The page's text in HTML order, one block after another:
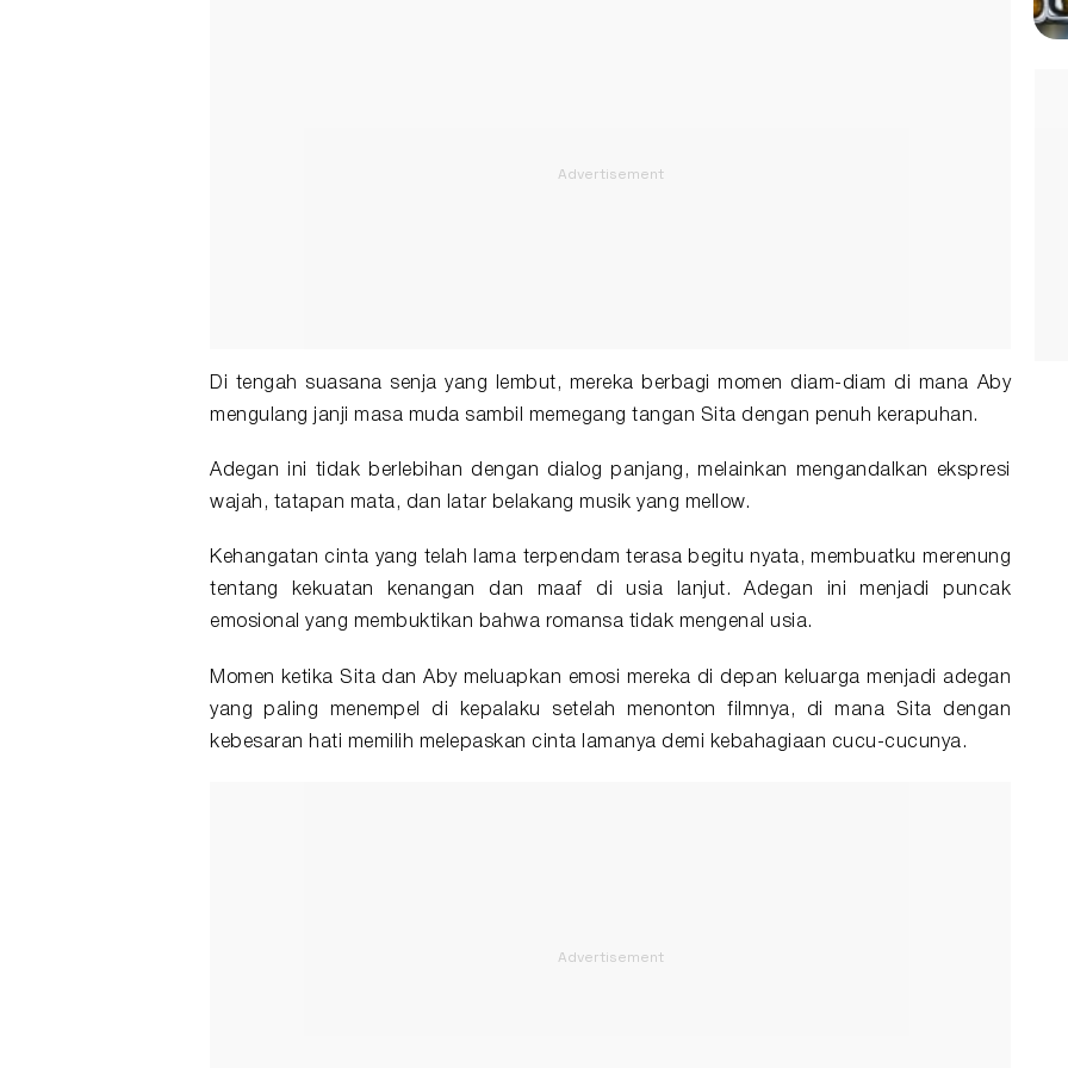
Di tengah suasana senja yang lembut, mereka berbagi momen diam-diam di mana Aby
mengulang janji masa muda sambil memegang tangan Sita dengan penuh kerapuhan.
Adegan ini tidak berlebihan dengan dialog panjang, melainkan mengandalkan ekspresi
wajah, tatapan mata, dan latar belakang musik yang mellow.
Kehangatan cinta yang telah lama terpendam terasa begitu nyata, membuatku merenung
tentang kekuatan kenangan dan maaf di usia lanjut. Adegan ini menjadi puncak
emosional yang membuktikan bahwa romansa tidak mengenal usia.
Momen ketika Sita dan Aby meluapkan emosi mereka di depan keluarga menjadi adegan
yang paling menempel di kepalaku setelah menonton filmnya, di mana Sita dengan
kebesaran hati memilih melepaskan cinta lamanya demi kebahagiaan cucu-cucunya.